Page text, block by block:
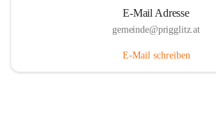
E-Mail Adresse
gemeinde@prigglitz.at
E-Mail schreiben